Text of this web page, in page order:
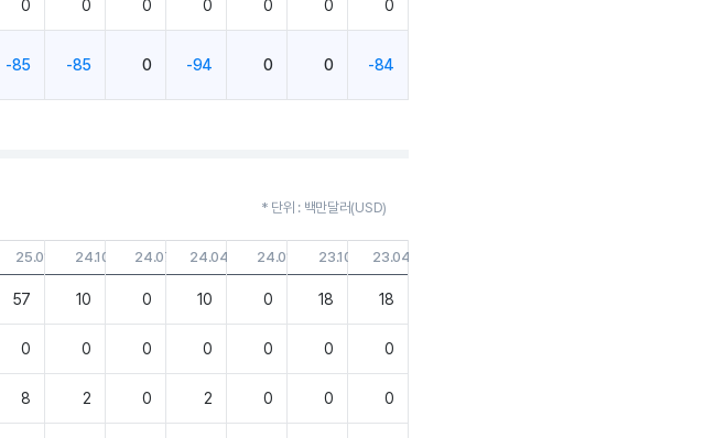
0 0 0 0 0 0 0
-85 -85 0 -94 0 0 -84
* 단위 : 백만달러(USD)
25.01.31 24.10.31 24.07.31 24.04.30 24.01.31 23.10.31 23.04.30
57 10 0 10 0 18 18
0 0 0 0 0 0 0
8 2 0 2 0 0 0